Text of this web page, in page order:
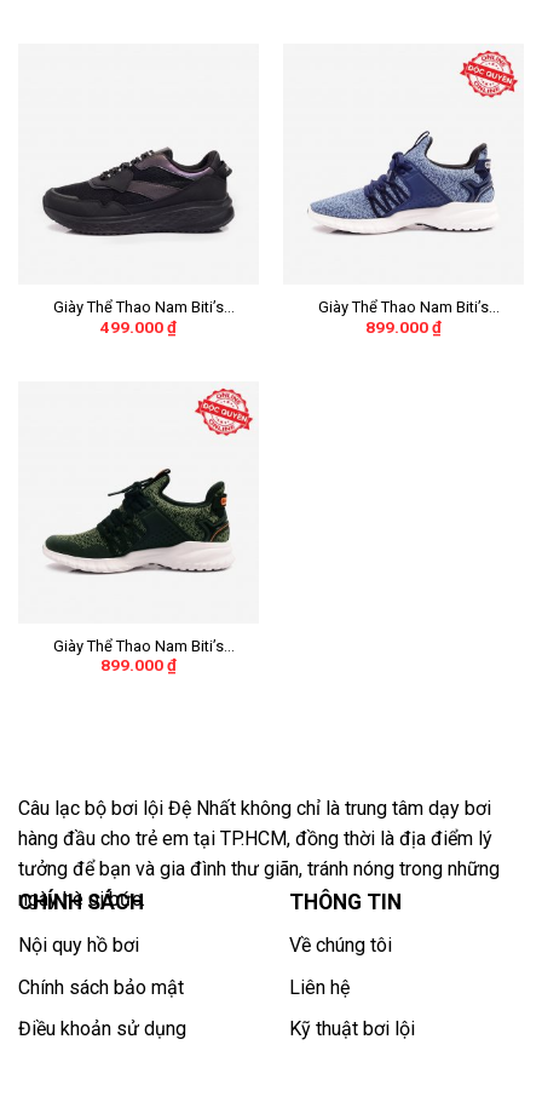
Giày Thể Thao Nam Biti’s
Hunter Core – Midnight Black
499.000₫
Giày Thể Thao Nam Biti’s
Hunter X Liteknit
899.000₫
Giày Thể Thao Nam Biti’s
Hunter X Liteknit
899.000₫
Câu lạc bộ bơi lội Đệ Nhất không chỉ là trung tâm dạy bơi
hàng đầu cho trẻ em tại TP.HCM, đồng thời là địa điểm lý
tưởng để bạn và gia đình thư giãn, tránh nóng trong những
ngày hè oi bức.
CHÍNH SÁCH
Nội quy hồ bơi
Chính sách bảo mật
Điều khoản sử dụng
THÔNG TIN
Về chúng tôi
Liên hệ
Kỹ thuật bơi lội